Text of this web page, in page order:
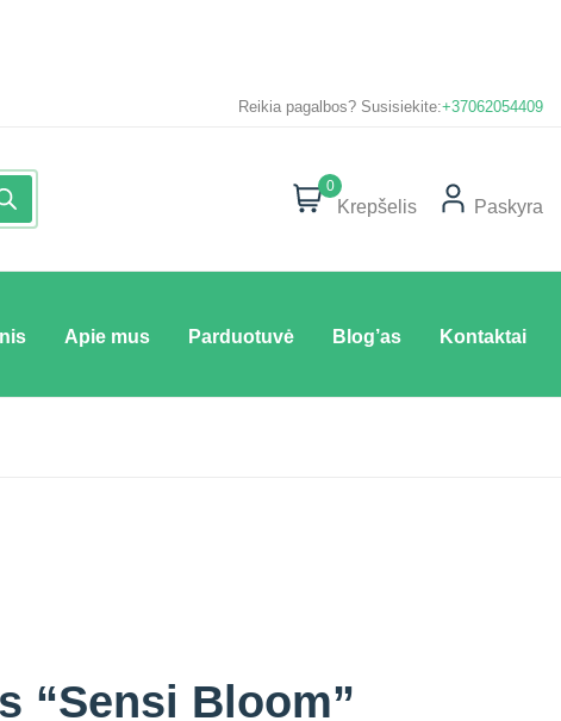
Reikia pagalbos? Susisiekite:+37062054409
0
Krepšelis Paskyra
Apie mus Parduotuvė Blog’as Kontaktai
“Sensi Bloom”